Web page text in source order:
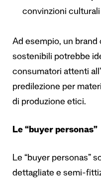
convinzioni
Ad esempio, un
sostenibili potrebbe
consumatori attenti
predilezione per
di produzione etici.
Le “buyer personas”
Le “buyer personas”
dettagliate e semi-